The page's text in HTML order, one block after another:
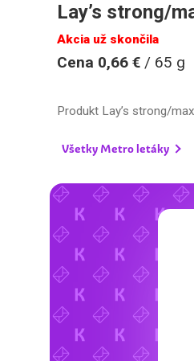
Lay’s strong/
Akcia už skončila
Cena 0,66 € / 65 g
Produkt Lay’s strong/
Všetky Metro letáky